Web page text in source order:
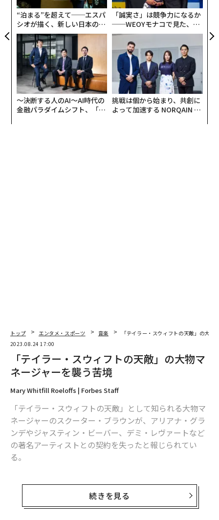
最新号の購入はこちらから
メンバーシップに登録する
ローリング・ストーンズ、新アルバムにレディー・ガガが参加
“泊まる”を超えて──エスパ
シオが描く、新しい日本のラ
グジュアリー（前編）
「誠実さ」は競争力になるか
──WEOYモナコで見た、く
ら寿司の経営哲学
〜決断する人のAI〜AI時代の
金融パラダイムシフト、「超
挑戦は個から始まり、共創に
よって加速する NORQAIN JA
トップ エンタメ・スポーツ 音楽
「テイラー・スウィフトの天敵」の大物
2023.08.24 17:00
「テイラー・スウィフトの天敵」の大物マ
ネージャーを襲う苦境
Mary Whitfill Roeloffs | Forbes Staff
「テイラー・スウィフトの天敵」として知られる大物マ
ネージャーのスクーター・ブラウンが、アリアナ・グラ
ンデやジャスティン・ビーバー、デミ・レヴァートなど
の著名アーティストとの契約を失ったと報じられてい
る。
ニュースサイトPuck Newsは8月18日、ジャスティン・
ビーバーが、2008年に当時まだ13歳だった彼を発掘した
ブラウンと決別し、密かに新たなマネージメント会社を
続きを見る